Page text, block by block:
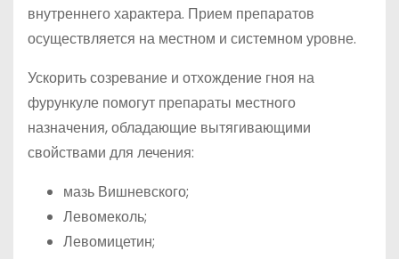
внутреннего характера. Прием препаратов
осуществляется на местном и системном уровне.
Ускорить созревание и отхождение гноя на
фурункуле помогут препараты местного
назначения, обладающие вытягивающими
свойствами для лечения:
мазь Вишневского;
Левомеколь;
Левомицетин;